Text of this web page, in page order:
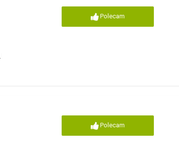
Polecam
Polecam